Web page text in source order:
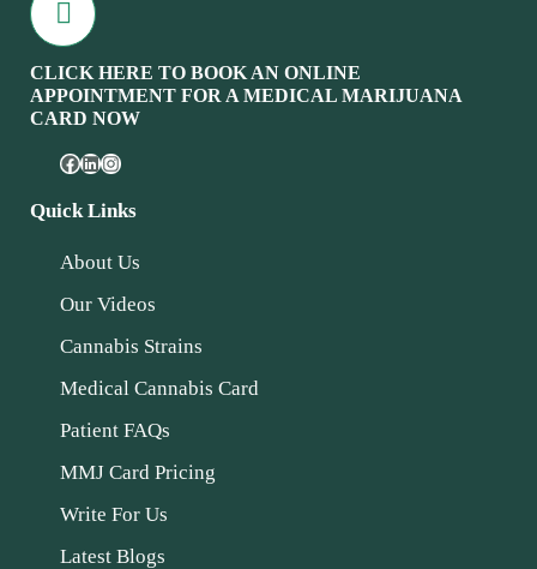
CLICK HERE TO BOOK AN ONLINE
APPOINTMENT FOR A MEDICAL MARIJUANA
CARD NOW
Quick Links
About Us
Our Videos
Cannabis Strains
Medical Cannabis Card
Patient FAQs
MMJ Card Pricing
Write For Us
Latest Blogs